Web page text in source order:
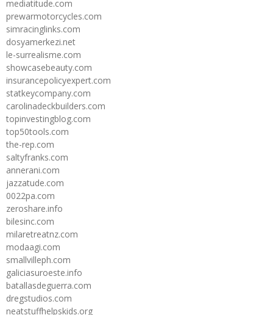
mediatitude.com
prewarmotorcycles.com
simracinglinks.com
dosyamerkezi.net
le-surrealisme.com
showcasebeauty.com
insurancepolicyexpert.com
statkeycompany.com
carolinadeckbuilders.com
topinvestingblog.com
top50tools.com
the-rep.com
saltyfranks.com
annerani.com
jazzatude.com
0022pa.com
zeroshare.info
bilesinc.com
milaretreatnz.com
modaagi.com
smallvilleph.com
galiciasuroeste.info
batallasdeguerra.com
dregstudios.com
neatstuffhelpskids.org